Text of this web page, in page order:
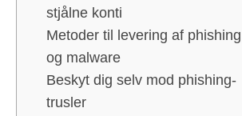
stjålne konti
Metoder til levering af phishing
og malware
Beskyt dig selv mod phishing-
trusler